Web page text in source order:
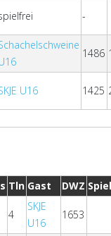
-
1486
U16 1425
Tln Gast DWZ
4
SKJE
U16
1653